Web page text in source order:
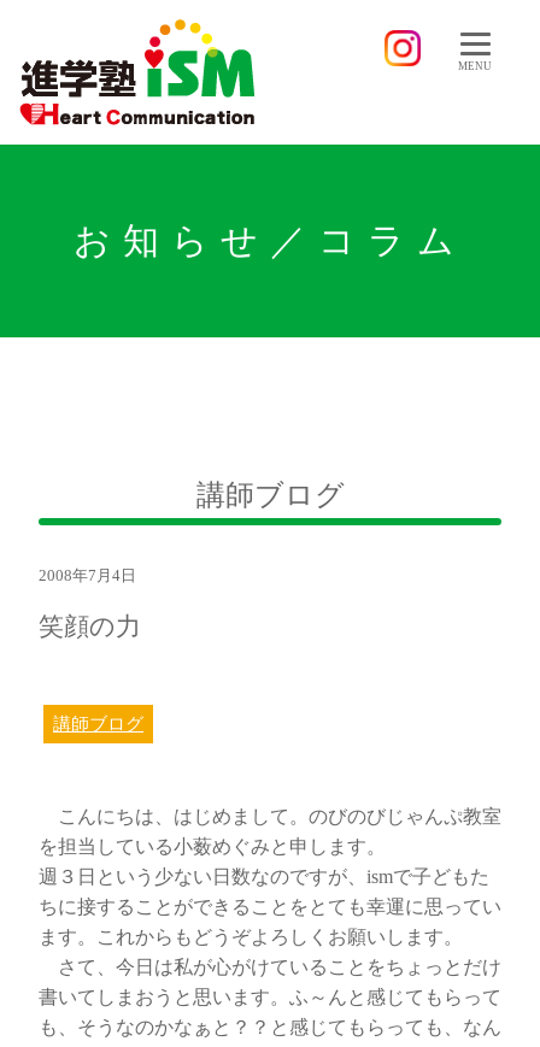
MENU
お知らせ／コラム
講師ブログ
2008年7月4日
笑顔の力
講師ブログ
こんにちは、はじめまして。のびのびじゃんぷ教室
を担当している小薮めぐみと申します。
週３日という少ない日数なのですが、ismで子どもた
ちに接することができることをとても幸運に思ってい
ます。これからもどうぞよろしくお願いします。
さて、今日は私が心がけていることをちょっとだけ
書いてしまおうと思います。ふ～んと感じてもらって
も、そうなのかなぁと？？と感じてもらっても、なん